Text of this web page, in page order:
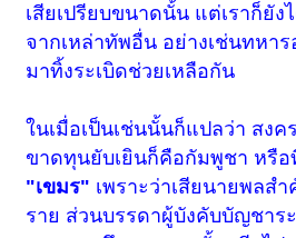
เสียเปรียบขนาดนั้น แต่เราก็ยั
จากเหล่าทัพอื่น อย่างเช่นทหา
มาทิ้งระเบิดช่วยเหลือกัน
ในเมื่อเป็นเช่นนั้นก็แปลว่า สง
ขาดทุนยับเยินก็คือกัมพูชา หรือ
"เขมร" เพราะว่าเสียนายพลส
ราย ส่วนบรรดาผู้บังคับบัญชาร